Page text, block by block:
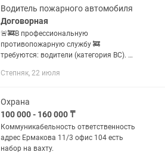
Обязанности...
Водитель пожарного автомобиля
Договорная
🚨🚒В профессиональную
противопожарную службу 🚒
требуются: водители (категория ВС). 📲
обращаться по телефону: + 📍Место
Биржан сал, п....
Степняк, 22 июля
Охрана
100 000 - 160 000 ₸
Коммуникабельность ответственность
адрес Ермакова 11/3 офис 104 есть
набор на вахту.